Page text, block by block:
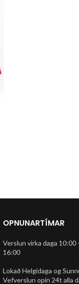
OPNUNARTÍMAR
Verslun virka daga 10:00
16:00
Lokað Helgidaga og
Vefverslun opin 24t alla